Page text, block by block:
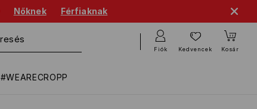
Nőknek Férfiaknak
#WEARECROPP
Fiók Kedvencek Kosár